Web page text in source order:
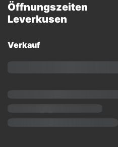
Öffnungszeiten
Leverkusen
Verkauf